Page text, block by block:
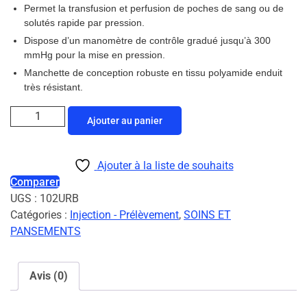
Permet la transfusion et perfusion de poches de sang ou de
solutés rapide par pression.
Dispose d’un manomètre de contrôle gradué jusqu’à 300
mmHg pour la mise en pression.
Manchette de conception robuste en tissu polyamide enduit
très résistant.
Ajouter au panier
Ajouter à la liste de souhaits
Comparer
UGS : 102URB
Catégories : Injection - Prélèvement, SOINS ET
PANSEMENTS
Avis (0)